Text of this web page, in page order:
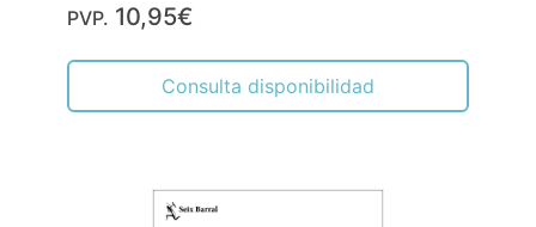
PVP. 10,95€
Consulta disponibilidad